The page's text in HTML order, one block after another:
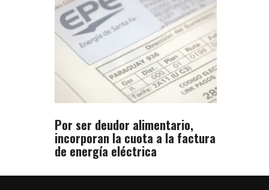
Por ser deudor alimentario,
incorporan la cuota a la factura
de energía eléctrica